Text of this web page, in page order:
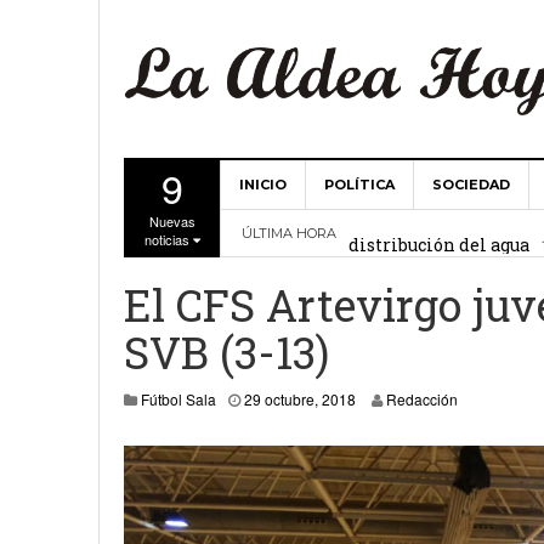
9
Nuevas
noticias
INICIO POLÍTICA SOCIEDAD
ÚLTIMA HORA
La Comunidad de
distribución del agua
Valencia
27 febrero,
15 febrero, 2024
La Comunidad de
19 diciembre, 2023
Víctor Hernández
El CFS Artevirgo
SVB (3-13)
Fútbol Sala 29 octubre, 2018 Redacción